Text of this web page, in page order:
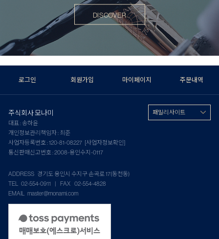
DISCOVER
로그인 회원가입 마이페이지 주문내역
주식회사 모나미
대표 : 송하윤
개인정보관리책임자 : 최준
사업자등록번호 : 120-81-08227 [사업자정보확인]
통신판매신고번호 : 2008-용인수지-0117
ADDRESS 경기도 용인시 수지구 손곡로 17(동천동)
TEL 02-554-0911 | FAX 02-554-4828
EMAIL master@monami.com
패밀리 사이트